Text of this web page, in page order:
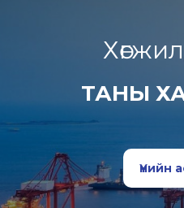
ТАНЫ
Үнийн